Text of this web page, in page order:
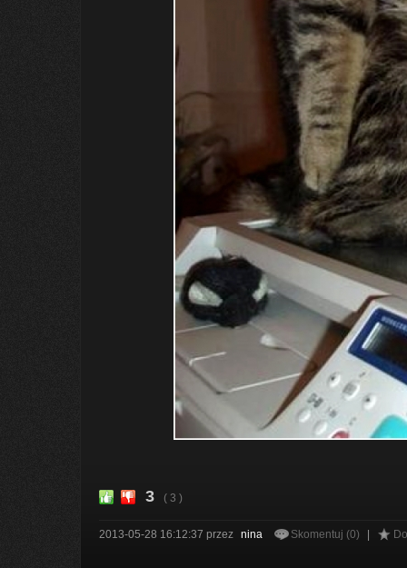
3 ( 3 )
2013-05-28 16:12:37 przez nina Skomentuj (0)